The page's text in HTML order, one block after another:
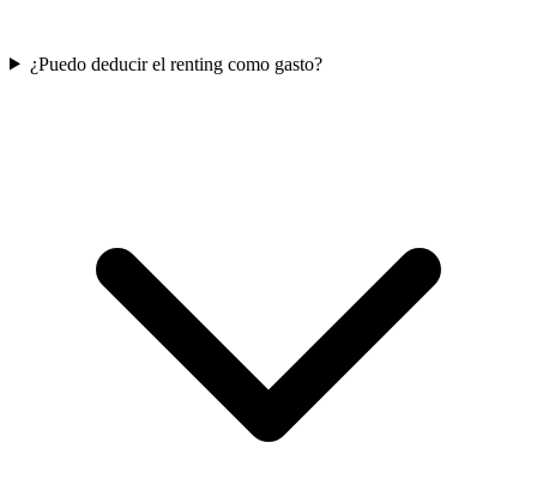
¿Puedo deducir el renting como gasto?